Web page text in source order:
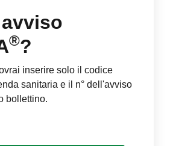
®?
inserire solo il codice
sanitaria e il n° dell'avviso
bollettino.